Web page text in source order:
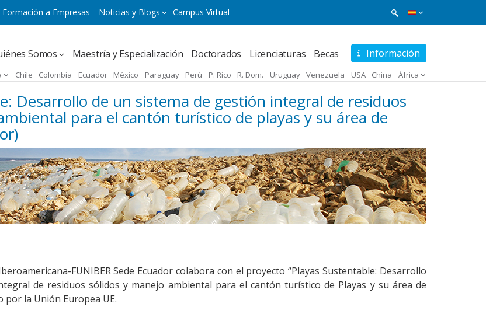
Formación a Empresas Noticias y Blogs Campus Virtual
Información
Somos Maestría y Especialización Doctorados Licenciaturas Becas
Chile Colombia Ecuador México Paraguay Perú P. Rico R. Dom. Uruguay Venezuela USA China África
Desarrollo de un sistema de gestión integral de residuos
para el cantón turístico de playas y su área de
FUNIBER Sede Ecuador colabora con el proyecto “Playas Sustentable: Desarrollo
de residuos sólidos y manejo ambiental para el cantón turístico de Playas y su área de
por la Unión Europea UE.